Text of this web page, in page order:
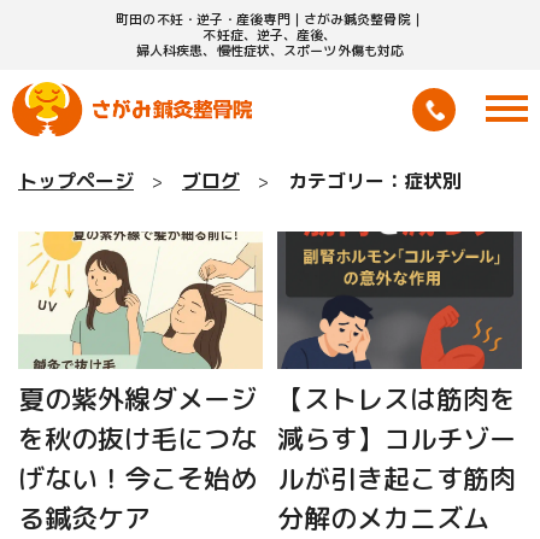
町田の不妊・逆子・産後専門｜さがみ鍼灸整骨院｜
不妊症、逆子、産後、
婦人科疾患、慢性症状、スポーツ外傷も対応
トップページ ブログ カテゴリー：症状別
夏の紫外線ダメージ
を秋の抜け毛につな
げない！今こそ始め
る鍼灸ケア
【ストレスは筋肉を
減らす】コルチゾー
ルが引き起こす筋肉
分解のメカニズム